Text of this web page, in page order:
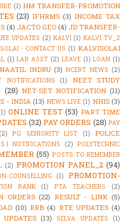
(1) HM TRANSFER-PROMOTION
(23) IFHRMS (3) INCOME TAX
(4) JACTO GEO (4) JD TRANSFER-
JEE UPDATES (2) KALVI (1) KALVI TV_2
- CONTACT US (1) KALVISOLAI
(1) LAB ASST (2) LEAVE (1) LOAN (1)
NAATIL INDRU (3) NCERT NEWS (2)
NOTIFICATIONS (1)
NEET STUDY
(28) NET-SET NOTIFICATION (11)
- INDIA (13) NEWS LIVE (1) NHIS (3)
ONLINE TEST (53) PART TIME
(32) PAY ORDERS (28) PAY
(2) PG SENIORITY LIST (1)
POLICE
NOTIFICATIONS (2) POLYTECHNIC
(55) POSTS-TO-REMEMBER
(2) PROMOTION PANEL_2 (94)
COUNSELLING (1)
PROMOTION-
BANK (1) PTA TEACHERS
(2)
ORDERS (22) RESULT - LINK (5)
(10) RRB (4) RTE UPDATES (4)
UPDATES (13) SELVA UPDATES
(1)